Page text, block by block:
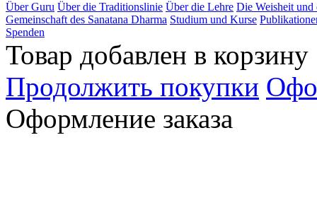
Über Guru Über die Traditionslinie Über die Lehre Die Weisheit und
Gemeinschaft des Sanatana Dharma Studium und Kurse
Spenden
Товар добавлен в корзину
Продолжить покупки
Оформление заказа